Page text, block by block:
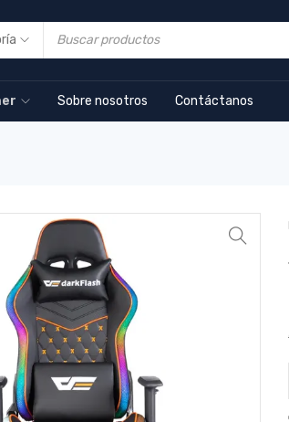
Sobre nosotros Contáctanos